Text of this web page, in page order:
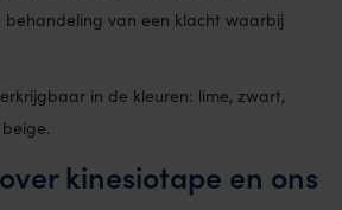
van een klacht waarbij
in de kleuren: lime, zwart,
kinesiotape en ons